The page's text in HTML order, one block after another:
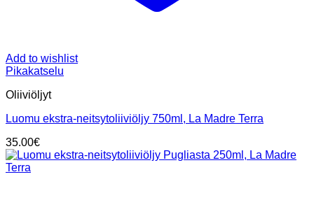
Add to wishlist
Pikakatselu
Oliiviöljyt
Luomu ekstra-neitsytoliiviöljy 750ml, La Madre Terra
35.00€